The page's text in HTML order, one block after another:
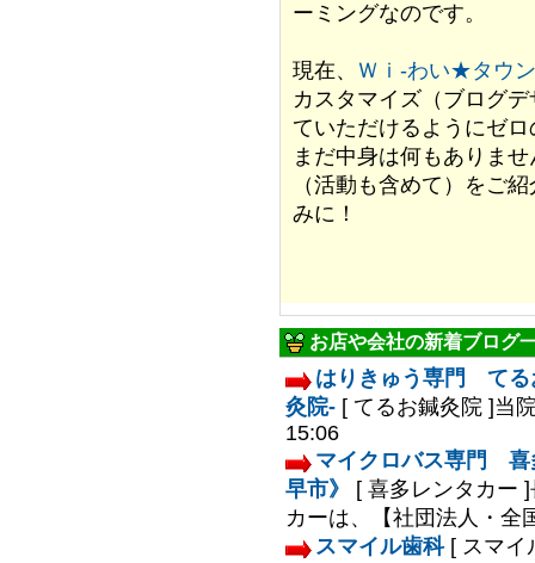
ーミングなのです。
現在、 Ｗｉ-わい★タウン
カスタマイズ（ブログ
ていただけるようにゼ
まだ中身は何もありま
（活動も含めて）をご
みに！
お店や会社の新着ブログ
はりきゅう専門 てる
灸院- [ てるお鍼灸院 ]当
15:06
マイクロバス専門
早市》
[ 喜多レンタカー ]
カーは、【社団法人・全
スマイル歯科 [ スマイ